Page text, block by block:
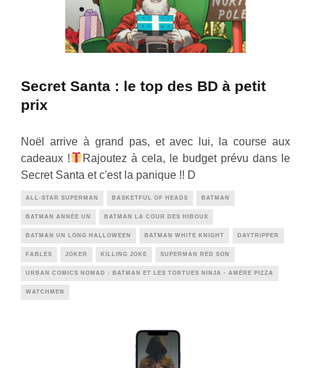
Secret Santa : le top des BD à petit
prix
Noël arrive à grand pas, et avec lui, la course aux
cadeaux !
Rajoutez à cela, le budget prévu dans le
Secret Santa et c'est la panique !! D
ALL-STAR SUPERMAN BASKETFUL OF HEADS BATMAN
BATMAN ANNÉE UN BATMAN LA COUR DES HIBOUX
BATMAN UN LONG HALLOWEEN BATMAN WHITE KNIGHT DAYTRIPPER
FABLES JOKER KILLING JOKE SUPERMAN RED SON
URBAN COMICS NOMAD : BATMAN ET LES TORTUES NINJA - AMÈRE PIZZA
WATCHMEN